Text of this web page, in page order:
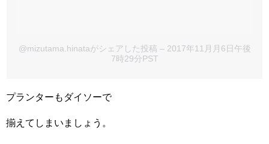
@mizutama.hinataがシェアした投稿 – 2017年11月月6日午後
7時29分PST
プランターもダイソーで
揃えてしまいましょう。